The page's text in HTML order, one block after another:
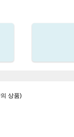
상품)